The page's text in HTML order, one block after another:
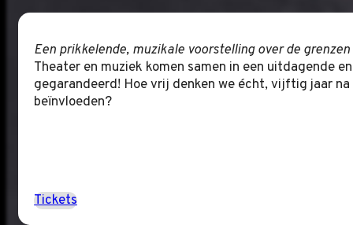
Een prikkelende, muzikale voorstelling over de
Theater en muziek komen samen in een uitdagende
gegarandeerd! Hoe vrij denken we écht, vijftig jaar
beïnvloeden?
Tickets